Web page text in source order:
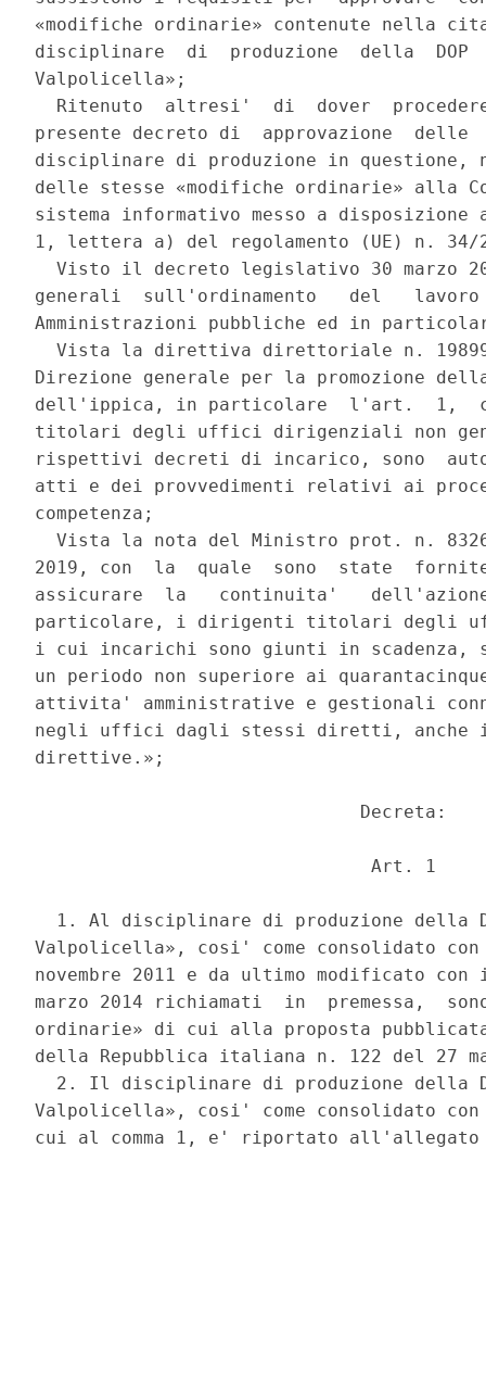
«modifiche ordinarie» contenute nella
disciplinare  di  produzione  della
Valpolicella»;
Ritenuto  altresi'  di  dover
presente decreto di  approvazione
disciplinare di produzione in questione,
delle stesse «modifiche ordinarie» alla
sistema informativo messo a
1, lettera a) del regolamento (UE) n.
Visto il decreto legislativo 30 marzo
generali  sull'ordinamento   del
Amministrazioni pubbliche ed in
Vista la direttiva direttoriale n.
Direzione generale per la promozione
dell'ippica, in particolare  l'art.  1,
titolari degli uffici dirigenziali non
rispettivi decreti di incarico, sono
atti e dei provvedimenti relativi ai
competenza;
Vista la nota del Ministro prot. n.
2019, con  la  quale  sono  state
assicurare  la   continuita'
particolare, i dirigenti titolari degli
i cui incarichi sono giunti in
un periodo non superiore ai
attivita' amministrative e gestionali
negli uffici dagli stessi diretti, anche
direttive.»;
                              Decreta:
                               Art. 1
1. Al disciplinare di produzione della
Valpolicella», cosi' come consolidato
novembre 2011 e da ultimo modificato
marzo 2014 richiamati  in  premessa,
ordinarie» di cui alla proposta
della Repubblica italiana n. 122 del 27
2. Il disciplinare di produzione della
Valpolicella», cosi' come consolidato